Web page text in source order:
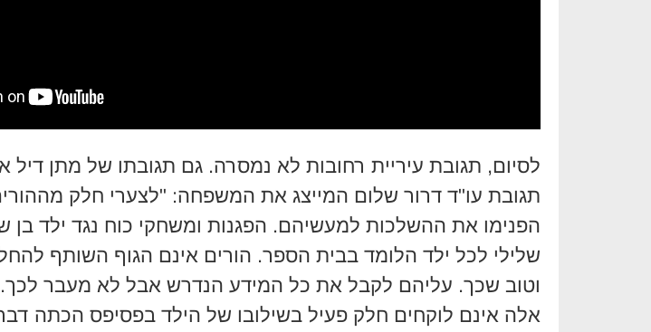
לסיום, תגובת עיריית רחובות לא נמסרה. גם תגובתו של מתן דיל
תגובת עו"ד דרור שלום המייצג את המשפחה: "לצערי חלק
הפנימו את ההשלכות למעשיהם. הפגנות ומשחקי כוח נגד ילד בן
שלילי לכל ילד הלומד בבית הספר. הורים אינם הגוף השותף
וטוב שכך. עליהם לקבל את כל המידע הנדרש אבל לא מעבר
אלה אינם לוקחים חלק פעיל בשילובו של הילד בפסיפס הכתה